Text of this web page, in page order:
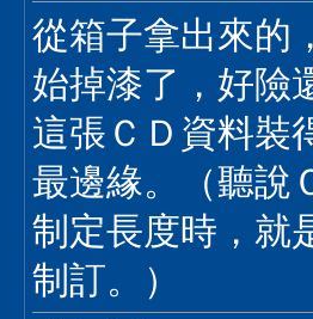
從箱子拿出來的
始掉漆了，好險
這張ＣＤ資料裝
最邊緣。（聽說
制定長度時，就
制訂。）